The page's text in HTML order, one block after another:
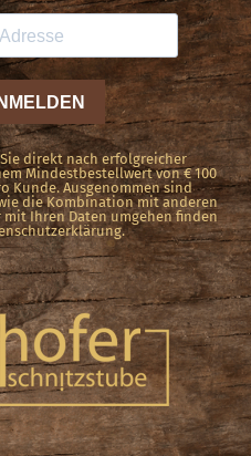
direkt nach erfolgreicher
Mindestbestellwert von € 100
Kunde. Ausgenommen sind
die Kombination mit anderen
Ihren Daten umgehen finden